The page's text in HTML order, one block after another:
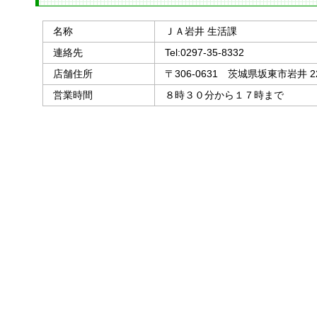
名称
ＪＡ岩井 生活課
連絡先
Tel:0297-35-8332
店舗住所
〒306-0631 茨城県坂東市岩井
営業時間
８時３０分から１７時まで